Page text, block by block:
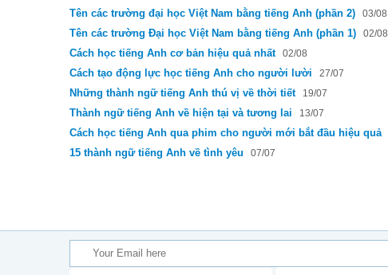
Tên các trường đại học Việt Nam bằng tiếng Anh (phần 2) 03/08
Tên các trường Đại học Việt Nam bằng tiếng Anh (phần 1) 02/08
Cách học tiếng Anh cơ bản hiệu quả nhất 02/08
Cách tạo động lực học tiếng Anh cho người lười 27/07
Những thành ngữ tiếng Anh thú vị về thời tiết 19/07
Thành ngữ tiếng Anh về hiện tại và tương lai 13/07
Cách học tiếng Anh qua phim cho người mới bắt đầu hiệu quả
15 thành ngữ tiếng Anh về tình yêu 07/07